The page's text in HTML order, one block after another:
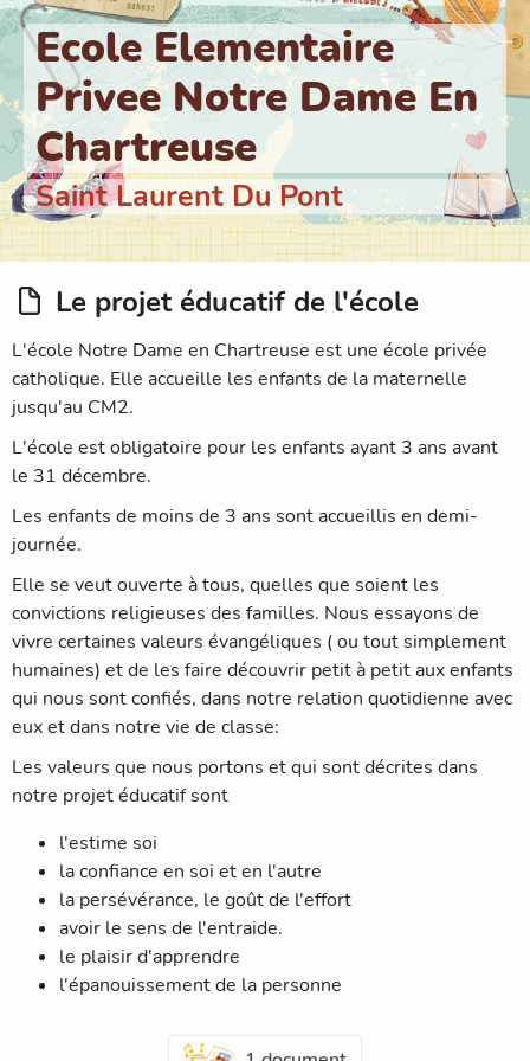
Ecole Elementaire
Privee Notre Dame En
Chartreuse
Saint Laurent Du Pont
Le projet éducatif de l'école
L'école Notre Dame en Chartreuse est une école privée
catholique. Elle accueille les enfants de la maternelle
jusqu'au CM2.
L'école est obligatoire pour les enfants ayant 3 ans avant
le 31 décembre.
Les enfants de moins de 3 ans sont accueillis en demi-
journée.
Elle se veut ouverte à tous, quelles que soient les
convictions religieuses des familles. Nous essayons de
vivre certaines valeurs évangéliques ( ou tout simplement
humaines) et de les faire découvrir petit à petit aux enfants
qui nous sont confiés, dans notre relation quotidienne avec
eux et dans notre vie de classe:
Les valeurs que nous portons et qui sont décrites dans
notre projet éducatif sont
l'estime soi
la confiance en soi et en l'autre
la persévérance, le goût de l'effort
avoir le sens de l'entraide.
le plaisir d'apprendre
l'épanouissement de la personne